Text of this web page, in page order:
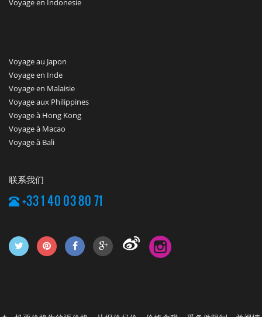
Voyage en Indonesie
Voyage au Japon
Voyage en Inde
Voyage en Malaisie
Voyage aux Philippines
Voyage à Hong Kong
Voyage à Macao
Voyage à Bali
联系我们
+33 1 40 03 80 71